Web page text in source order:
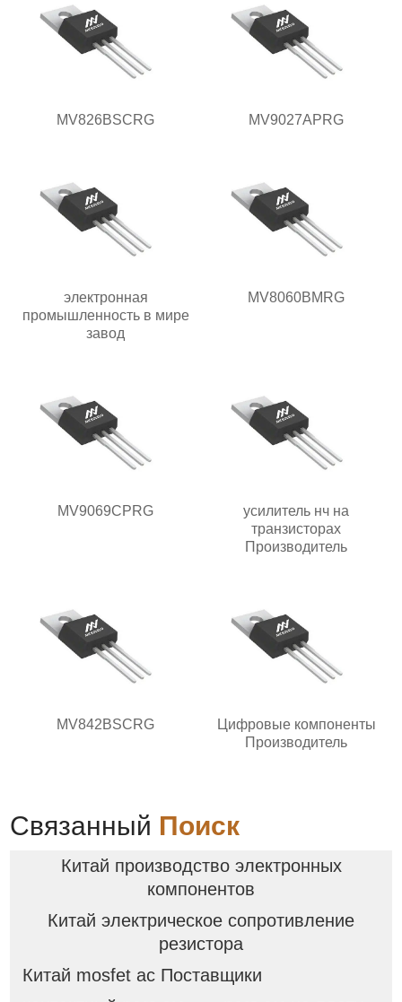
MV826BSCRG MV9027APRG
электронная
промышленность в мире
завод
MV8060BMRG
MV9069CPRG
усилитель нч на
транзисторах
Производитель
MV842BSCRG
Цифровые компоненты
Производитель
Связанный Поиск
Китай производство электронных
компонентов
Китай электрическое сопротивление
резистора
Китай mosfet ac Поставщики